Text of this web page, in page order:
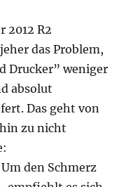
2012 R2
das Problem,
Drucker” weniger
absolut
Das geht von
zu nicht
den Schmerz